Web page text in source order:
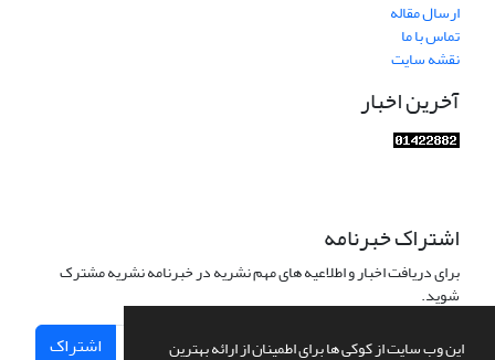
این وب سایت از کوکی ها برای اطمینان از ارائه بهترین
ارسال مقاله
تماس با ما
نقشه سایت
آخرین اخبار
اشتراک خبرنامه
برای دریافت اخبار و اطلاعیه های مهم نشریه در خبرنامه نشریه مشترک
شوید.
اشتراک